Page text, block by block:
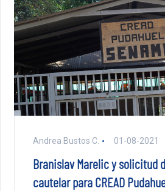
Andrea Bustos C. 01-08-2021
Branislav Marelic y solicitud
cautelar para CREAD